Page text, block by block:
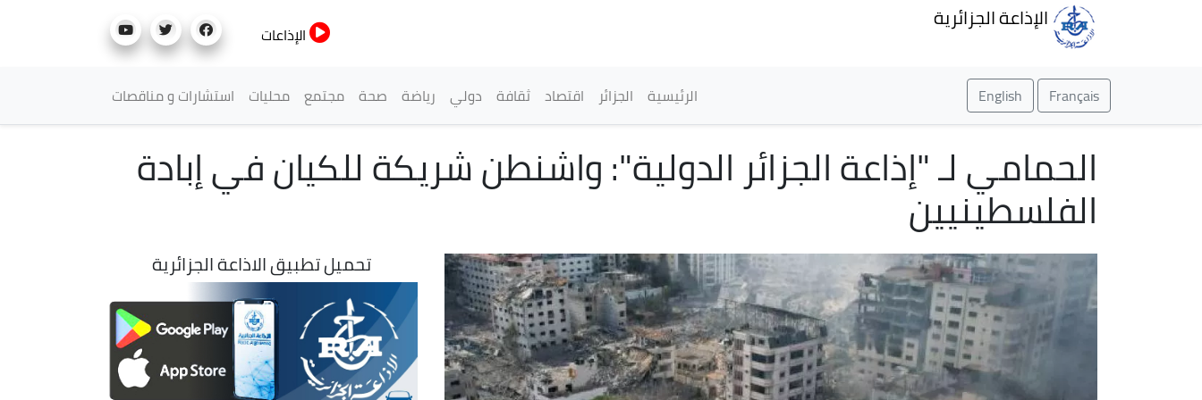
الإذاعة الجزائرية
الإذاعات
Français
English القائمة الرئيسية
الرئيسية الجزائر اقتصاد ثقافة دولي رياضة صحة مجتمع محليات استشارات و مناقصات
الحمامي لـ "إذاعة الجزائر الدولية": واشنطن شريكة للكيان في إبادة
الفلسطينيين
تحميل تطبيق الاذاعة الجزائرية